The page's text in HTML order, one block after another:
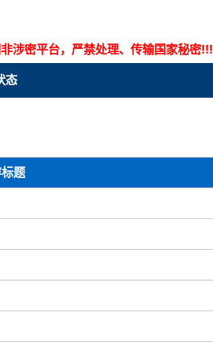
涉密平台，严禁处理、传输国家秘密!!!
态
题